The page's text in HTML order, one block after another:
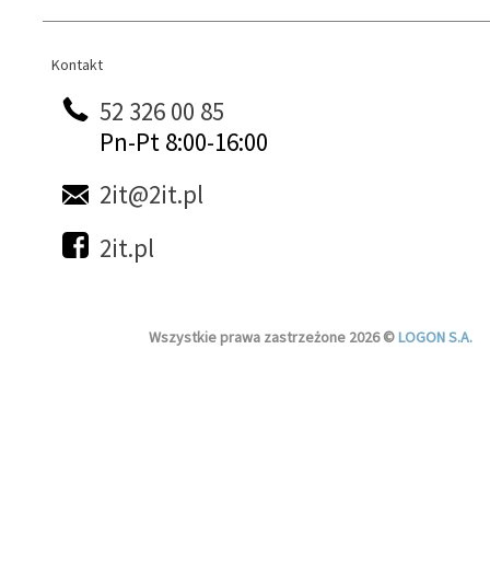
Kontakt
Kontakt
52 326 00 85
Pn-Pt 8:00-16:00
2it@2it.pl
2it.pl
Wszystkie prawa zastrzeżone 2026 ©LOGON S.A.